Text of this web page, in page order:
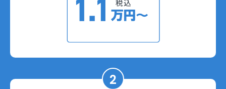
2